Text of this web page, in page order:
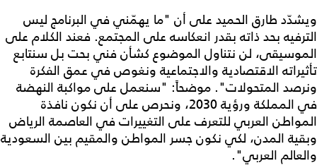
ويشدّد طارق الحميد على أن "ما يهمّني في البرنامج ليس
الترفيه بحد ذاته بقدر انعكاسه على المجتمع. فعند الكلام على
الموسيقى، لن نتناول الموضوع كشأن فني بحت بل سنتابع
تأثيراته الاقتصادية والاجتماعية ونغوص في عمق الفكرة
ونرصد المتحولات". موضحاً: "سنعمل على مواكبة النهضة
في المملكة ورؤية 2030، ونحرص على أن نكون نافذة
المواطن العربي للتعرف على التغييرات في العاصمة الرياض
وبقية المدن، لكي نكون جسر المواطن والمقيم بين السعودية
والعالم العربي".